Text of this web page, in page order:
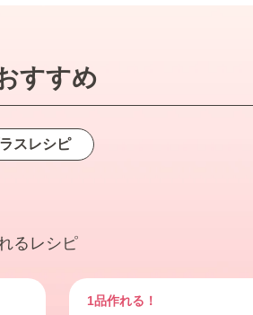
すすめ
スレシピ
るレシピ
1品作れる！